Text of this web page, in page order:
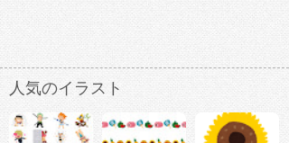
人気のイラスト